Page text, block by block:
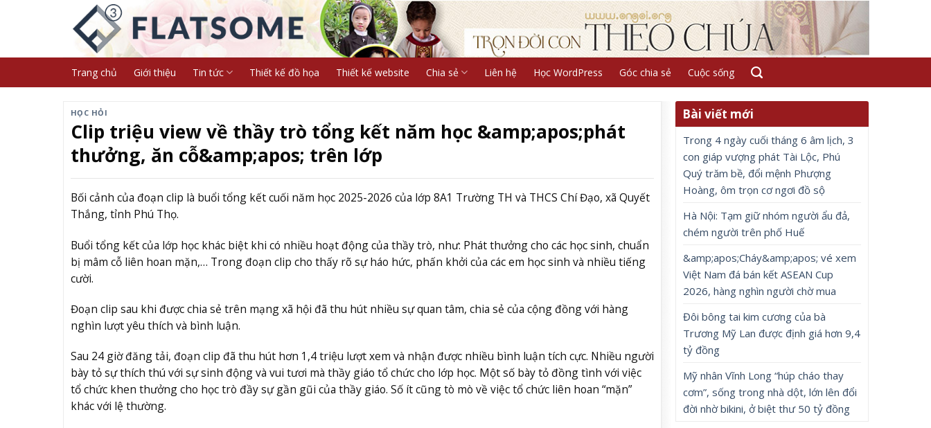
Trang chủ Giới thiệu Tin tức Thiết kế đồ họa Thiết kế website Chia sẻ Liên hệ Học WordPress Góc chia sẻ Cuộc sống
HỌC HỎI
Clip triệu view về thầy trò tổng kết năm học &amp;apos;phát
thưởng, ăn cỗ&amp;apos; trên lớp
Bối cảnh của đoạn clip là buổi tổng kết cuối năm học 2025-2026 của lớp 8A1 Trường TH và THCS Chí Đạo, xã Quyết
Thắng, tỉnh Phú Thọ.
Buổi tổng kết của lớp học khác biệt khi có nhiều hoạt động của thầy trò, như: Phát thưởng cho các học sinh, chuẩn
bị mâm cỗ liên hoan mặn,… Trong đoạn clip cho thấy rõ sự háo hức, phấn khởi của các em học sinh và nhiều tiếng
cười.
Đoạn clip sau khi được chia sẻ trên mạng xã hội đã thu hút nhiều sự quan tâm, chia sẻ của cộng đồng với hàng
nghìn lượt yêu thích và bình luận.
Sau 24 giờ đăng tải, đoạn clip đã thu hút hơn 1,4 triệu lượt xem và nhận được nhiều bình luận tích cực. Nhiều người
bày tỏ sự thích thú với sự sinh động và vui tươi mà thầy giáo tổ chức cho lớp học. Một số bày tỏ đồng tình với việc
tổ chức khen thưởng cho học trò đầy sự gần gũi của thầy giáo. Số ít cũng tò mò về việc tổ chức liên hoan “mặn”
khác với lệ thường.
Bài viết mới
Trong 4 ngày cuối tháng 6 âm lịch, 3
con giáp vượng phát Tài Lộc, Phú
Quý trăm bề, đổi mệnh Phượng
Hoàng, ôm trọn cơ ngơi đồ sộ
Hà Nội: Tạm giữ nhóm người ẩu đả,
chém người trên phố Huế
&amp;apos;Cháy&amp;apos; vé xem
Việt Nam đá bán kết ASEAN Cup
2026, hàng nghìn người chờ mua
Đôi bông tai kim cương của bà
Trương Mỹ Lan được định giá hơn 9,4
tỷ đồng
Mỹ nhân Vĩnh Long “húp cháo thay
cơm”, sống trong nhà dột, lớn lên đổi
đời nhờ bikini, ở biệt thư 50 tỷ đồng